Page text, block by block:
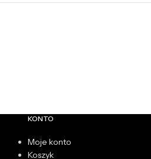
KONTO
Moje konto
Koszyk